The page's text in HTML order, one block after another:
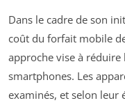
Dans le cadre de son
coût du forfait mobile
approche vise à
smartphones. Les
examinés, et selon leur